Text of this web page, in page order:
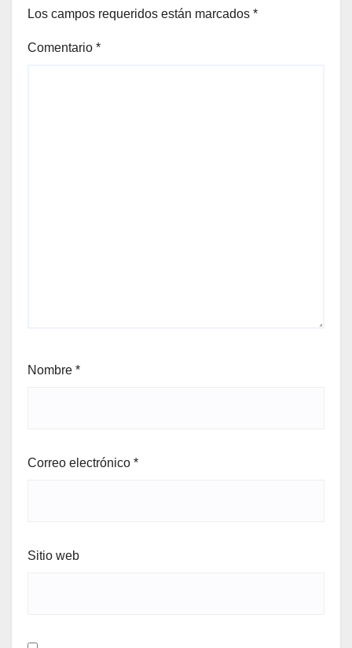
Los campos requeridos están marcados *
Comentario *
Nombre *
Correo electrónico *
Sitio web